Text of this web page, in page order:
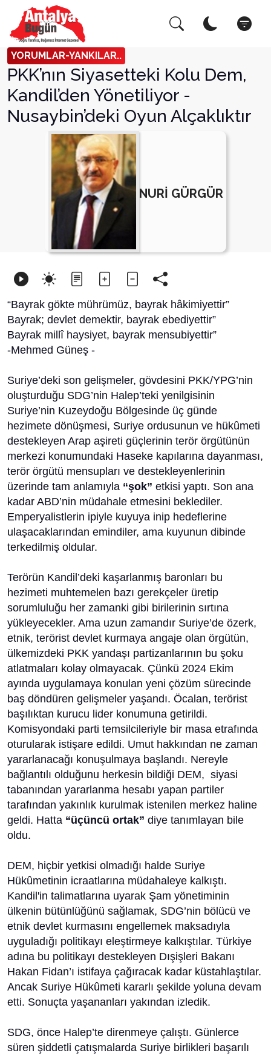
YORUMLAR-YANKILAR..
PKK’nın Siyasetteki Kolu Dem,
Kandil’den Yönetiliyor -
Nusaybin’deki Oyun Alçaklıktır
NURİ GÜRGÜR
“Bayrak gökte mührümüz, bayrak hâkimiyettir”
Bayrak; devlet demektir, bayrak ebediyettir”
Bayrak millî haysiyet, bayrak mensubiyettir”
-Mehmed Güneş -
Suriye’deki son gelişmeler, gövdesini PKK/YPG’nin
oluşturduğu SDG’nin Halep’teki yenilgisinin
Suriye’nin Kuzeydoğu Bölgesinde üç günde
hezimete dönüşmesi, Suriye ordusunun ve hükûmeti
destekleyen Arap aşireti güçlerinin terör örgütünün
merkezi konumundaki Haseke kapılarına dayanması,
terör örgütü mensupları ve destekleyenlerinin
üzerinde tam anlamıyla “şok” etkisi yaptı. Son ana
kadar ABD’nin müdahale etmesini beklediler.
Emperyalistlerin ipiyle kuyuya inip hedeflerine
ulaşacaklarından emindiler, ama kuyunun dibinde
terkedilmiş oldular.
Terörün Kandil’deki kaşarlanmış baronları bu
hezimeti muhtemelen bazı gerekçeler üretip
sorumluluğu her zamanki gibi birilerinin sırtına
yükleyecekler. Ama uzun zamandır Suriye’de özerk,
etnik, terörist devlet kurmaya angaje olan örgütün,
ülkemizdeki PKK yandaşı partizanlarının bu şoku
atlatmaları kolay olmayacak. Çünkü 2024 Ekim
ayında uygulamaya konulan yeni çözüm sürecinde
baş döndüren gelişmeler yaşandı. Öcalan, terörist
başılıktan kurucu lider konumuna getirildi.
Komisyondaki parti temsilcileriyle bir masa etrafında
oturularak istişare edildi. Umut hakkından ne zaman
yararlanacağı konuşulmaya başlandı. Nereyle
bağlantılı olduğunu herkesin bildiği DEM, siyasi
tabanından yararlanma hesabı yapan partiler
tarafından yakınlık kurulmak istenilen merkez haline
geldi. Hatta “üçüncü ortak” diye tanımlayan bile
oldu.
DEM, hiçbir yetkisi olmadığı halde Suriye
Hükûmetinin icraatlarına müdahaleye kalkıştı.
Kandil'in talimatlarına uyarak Şam yönetiminin
ülkenin bütünlüğünü sağlamak, SDG’nin bölücü ve
etnik devlet kurmasını engellemek maksadıyla
uyguladığı politikayı eleştirmeye kalkıştılar. Türkiye
adına bu politikayı destekleyen Dışişleri Bakanı
Hakan Fidan’ı istifaya çağıracak kadar küstahlaştılar.
Ancak Suriye Hükûmeti kararlı şekilde yoluna devam
etti. Sonuçta yaşananları yakından izledik.
SDG, önce Halep’te direnmeye çalıştı. Günlerce
süren şiddetli çatışmalarda Suriye birlikleri başarılı
Arama Yap! Kapat